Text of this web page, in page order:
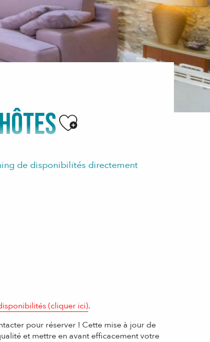
Ajouter aux
de disponibilités directement
(cliquer ici).
pour réserver ! Cette mise à jour de
et mettre en avant efficacement votre